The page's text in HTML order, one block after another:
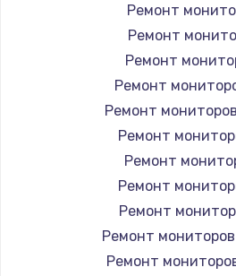
Заказать
Замена
1260 руб.
Заказать
Ремонт петель
990 руб.
Заказать
Настройка
Ремонт
Ремонт
Ремонт
Ремонт
Ремонт
Ремонт
Ремонт
Ремонт
Ремонт
Ремонт
Ремонт